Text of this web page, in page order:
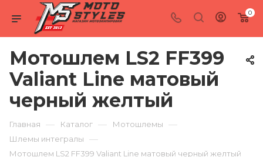
0
Мотошлем LS2 FF399
Valiant Line матовый
черный желтый
Главная — Каталог — Мотошлемы —
Шлемы интегралы —
Мотошлем LS2 FF399 Valiant Line матовый черный желтый